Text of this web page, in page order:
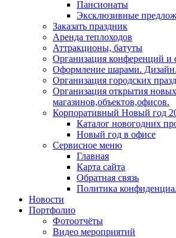
Пансионаты
Эксклюзивные
Заказать праздник
Аренда теплоходов
Аттракционы, батуты
Организация конференций и
Оформление шарами. Дизайн.
Организация городских
Организация открытия новых
магазинов,объектов,офисов.
Корпоративный Новый год
Каталог новогодних
Новый год в офисе
Сервисное меню
Главная
Карта сайта
Обратная связь
Политика
Новости
Портфолио
Фотоотчёты
Видео мероприятий